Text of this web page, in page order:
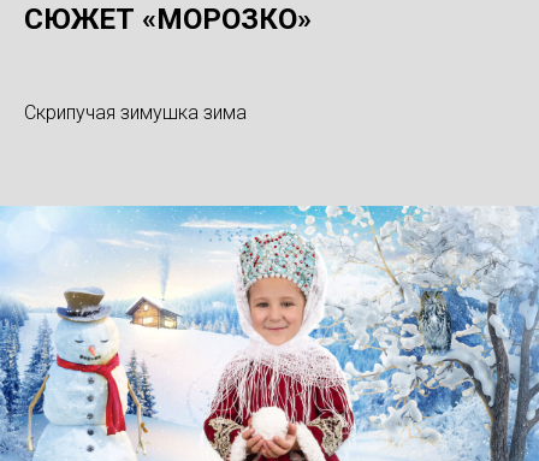
СЮЖЕТ «МОРОЗКО»
Скрипучая зимушка зима